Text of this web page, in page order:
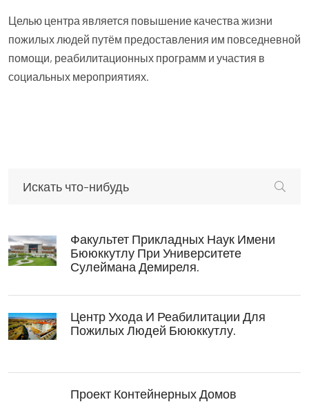
Целью центра является повышение качества жизни
пожилых людей путём предоставления им повседневной
помощи, реабилитационных программ и участия в
социальных мероприятиях.
Факультет Прикладных Наук Имени
Бююккутлу При Университете
Сулеймана Демиреля.
Центр Ухода И Реабилитации Для
Пожилых Людей Бююккутлу.
Проект Контейнерных Домов